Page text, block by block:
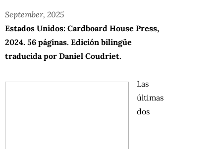
September, 2025
Estados Unidos: Cardboard House Press,
2024. 56 páginas. Edición bilingüe
traducida por Daniel Coudriet.
Las
últimas
dos